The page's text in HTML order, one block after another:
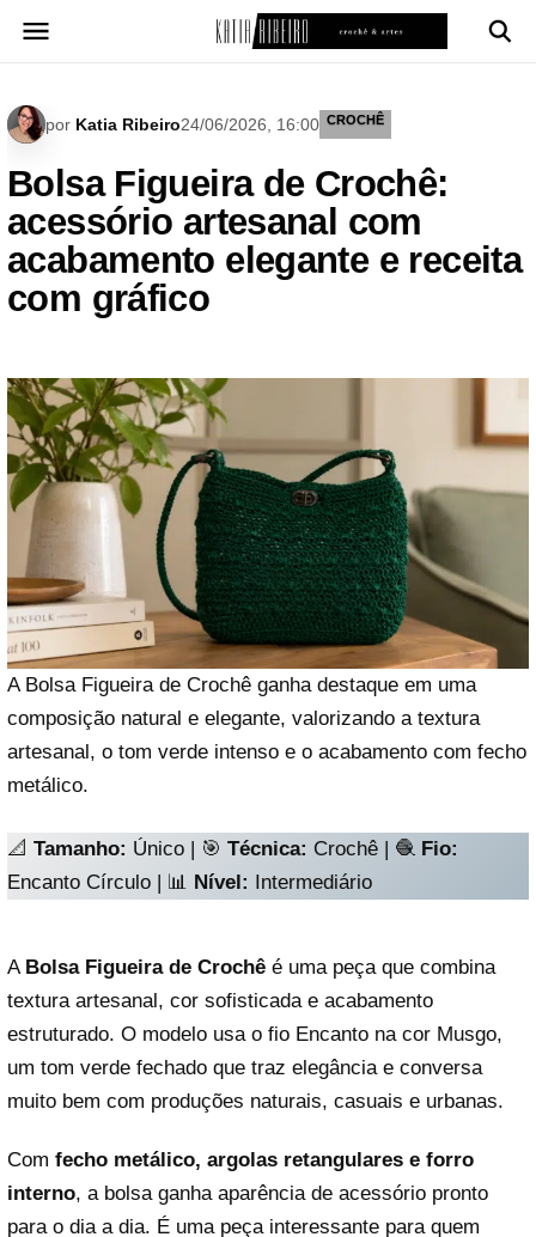
para
por Katia Ribeiro24/06/2026, 16:00 CROCHÊ
Bolsa Figueira de Crochê:
acessório artesanal com
acabamento elegante e receita
com gráfico
A Bolsa Figueira de Crochê ganha destaque em uma
composição natural e elegante, valorizando a textura
artesanal, o tom verde intenso e o acabamento com fecho
metálico.
📐 Tamanho: Único | 🎯 Técnica: Crochê | 🧶 Fio:
Encanto Círculo | 📊 Nível: Intermediário
A Bolsa Figueira de Crochê é uma peça que combina
textura artesanal, cor sofisticada e acabamento
estruturado. O modelo usa o fio Encanto na cor Musgo,
um tom verde fechado que traz elegância e conversa
muito bem com produções naturais, casuais e urbanas.
Com fecho metálico, argolas retangulares e forro
interno, a bolsa ganha aparência de acessório pronto
para o dia a dia. É uma peça interessante para quem